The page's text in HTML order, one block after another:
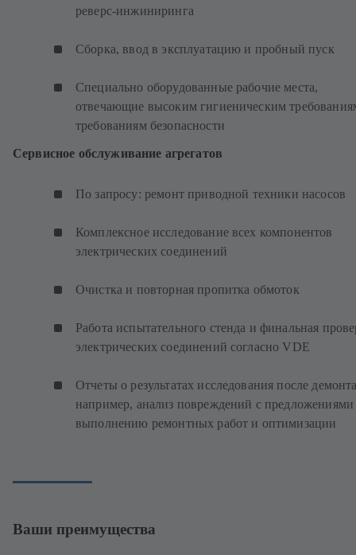
реверс-инжиниринга
Сборка, ввод в эксплуатацию и пробный пуск
Специально оборудованные рабочие места,
отвечающие высоким гигиеническим
требованиям безопасности
Сервисное обслуживание агрегатов
По запросу: ремонт приводной техники насосов
Комплексное исследование всех компонентов
электрических соединений
Очистка и повторная пропитка обмоток
Работа испытательного стенда и финальная
электрических соединений согласно VDE
Отчеты о результатах исследования после
например, анализ повреждений с
выполнению ремонтных работ и оптимизации
Ваши преимущества